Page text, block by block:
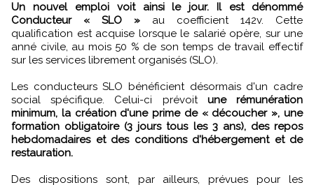
Un nouvel emploi voit ainsi le jour. Il est dénommé
Conducteur « SLO » au coefficient 142v. Cette
qualification est acquise lorsque le salarié opère, sur une
anné civile, au mois 50 % de son temps de travail effectif
sur les services librement organisés (SLO).
Les conducteurs SLO bénéficient désormais d'un cadre
social spécifique. Celui-ci prévoit une rémunération
minimum, la création d'une prime de « découcher », une
formation obligatoire (3 jours tous les 3 ans), des repos
hebdomadaires et des conditions d'hébergement et de
restauration.
Des dispositions sont, par ailleurs, prévues pour les